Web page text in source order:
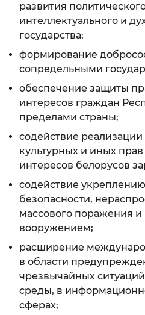
развития
интеллектуального и
государства;
формирование
сопредельными
обеспечение защиты
интересов граждан
пределами страны;
содействие
культурных и иных
интересов белорусов
содействие
безопасности,
массового поражения
вооружением;
расширение
в области
чрезвычайных
среды, в
сферах;